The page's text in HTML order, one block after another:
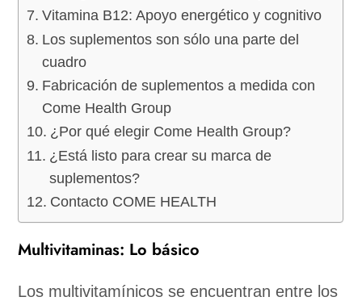
Vitamina B12: Apoyo energético y cognitivo
Los suplementos son sólo una parte del
cuadro
Fabricación de suplementos a medida con
Come Health Group
¿Por qué elegir Come Health Group?
¿Está listo para crear su marca de
suplementos?
Contacto COME HEALTH
Multivitaminas: Lo básico
Los multivitamínicos se encuentran entre los